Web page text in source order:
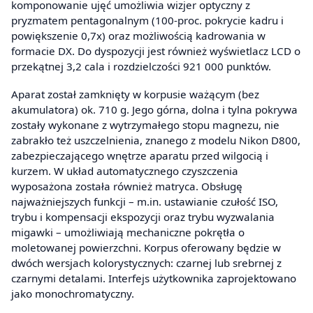
komponowanie ujęć umożliwia wizjer optyczny z
pryzmatem pentagonalnym (100-proc. pokrycie kadru i
powiększenie 0,7x) oraz możliwością kadrowania w
formacie DX. Do dyspozycji jest również wyświetlacz LCD o
przekątnej 3,2 cala i rozdzielczości 921 000 punktów.
Aparat został zamknięty w korpusie ważącym (bez
akumulatora) ok. 710 g. Jego górna, dolna i tylna pokrywa
zostały wykonane z wytrzymałego stopu magnezu, nie
zabrakło też uszczelnienia, znanego z modelu Nikon D800,
zabezpieczającego wnętrze aparatu przed wilgocią i
kurzem. W układ automatycznego czyszczenia
wyposażona została również matryca. Obsługę
najważniejszych funkcji – m.in. ustawianie czułość ISO,
trybu i kompensacji ekspozycji oraz trybu wyzwalania
migawki – umożliwiają mechaniczne pokrętła o
moletowanej powierzchni. Korpus oferowany będzie w
dwóch wersjach kolorystycznych: czarnej lub srebrnej z
czarnymi detalami. Interfejs użytkownika zaprojektowano
jako monochromatyczny.